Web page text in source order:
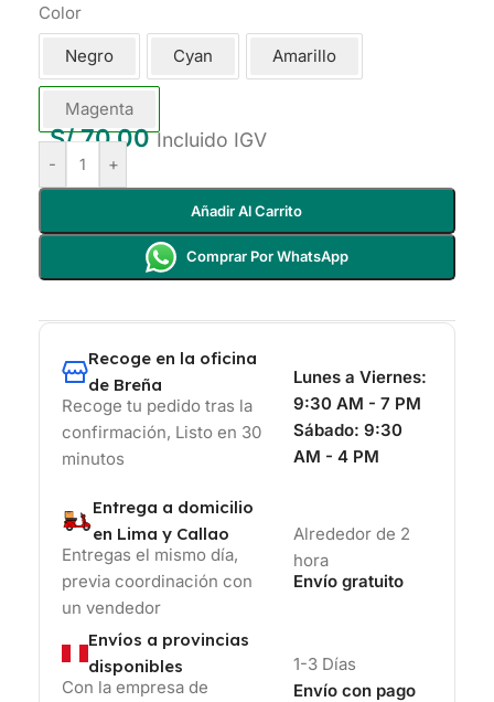
Color
Negro Cyan Amarillo
Magenta
S/70.00 Incluido IGV
- +
Añadir Al Carrito
Comprar Por WhatsApp
Recoge en la oficina
de Breña
Recoge tu pedido tras la
confirmación, Listo en 30
minutos
Lunes a Viernes:
9:30 AM - 7 PM
Sábado: 9:30
AM - 4 PM
Entrega a domicilio
en Lima y Callao
Entregas el mismo día,
previa coordinación con
un vendedor
Alrededor de 2
hora
Envío gratuito
Envíos a provincias
disponibles
Con la empresa de
1-3 Días
Envío con pago